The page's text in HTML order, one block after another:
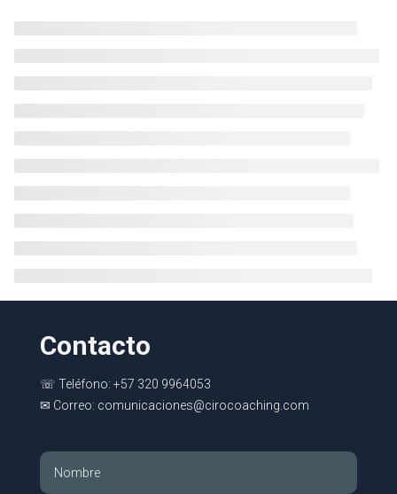
Contacto
☏ Teléfono: +57 320 9964053
✉ Correo: comunicaciones@cirocoaching.com